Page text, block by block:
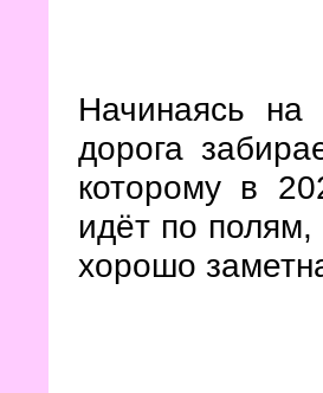
Начинаясь
дорога
которому в
идёт по
хорошо